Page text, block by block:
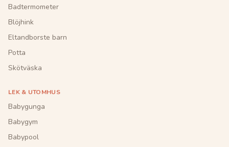
Badtermometer
Blöjhink
Eltandborste barn
Potta
Skötväska
LEK & UTOMHUS
Babygunga
Babygym
Babypool